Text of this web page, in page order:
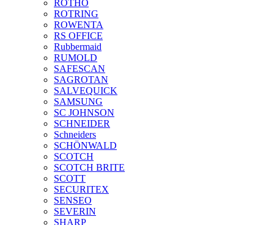
ROTHO
ROTRING
ROWENTA
RS OFFICE
Rubbermaid
RUMOLD
SAFESCAN
SAGROTAN
SALVEQUICK
SAMSUNG
SC JOHNSON
SCHNEIDER
Schneiders
SCHÖNWALD
SCOTCH
SCOTCH BRITE
SCOTT
SECURITEX
SENSEO
SEVERIN
SHARP